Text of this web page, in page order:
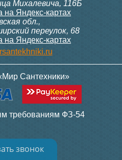
Михалевича, 116Б
на Яндекс-картах
обл.,
переулок, 68
на Яндекс-картах
Сантехники»
требованиям ФЗ-54
звонок